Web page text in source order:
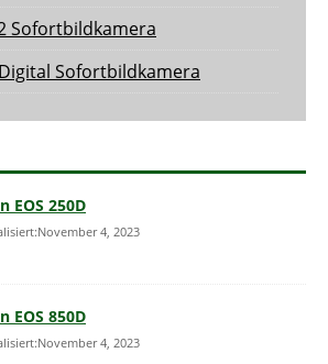
Sofortbildkamera
Sofortbildkamera
EOS 250D
4, 2023
EOS 850D
4, 2023